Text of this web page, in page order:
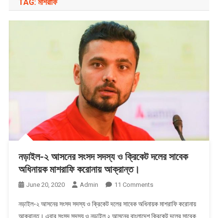
TAG: মাশরাফি
নড়াইল-২ আসনের সংসদ সদস্য ও ক্রিকেট দলের সাবেক
অধিনায়ক মাশরাফি করোনায় আক্রান্ত।
June 20, 2020 Admin 11 CommentsOn
আসনের
নড়াইল-২ আসনের সংসদ সদস্য ও ক্রিকেট দলের সাবেক অধিনায়ক মাশরাফি করোনায়
আক্রান্ত। এবার সংসদ সদস্য ও নড়াইল ২ আসনের বাংলাদেশ ক্রিকেট দলের সাবেক